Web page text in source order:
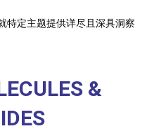
特定主题提供详尽且深具洞察
&